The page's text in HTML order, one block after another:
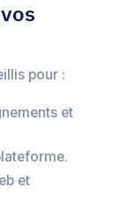
pour :
et
et